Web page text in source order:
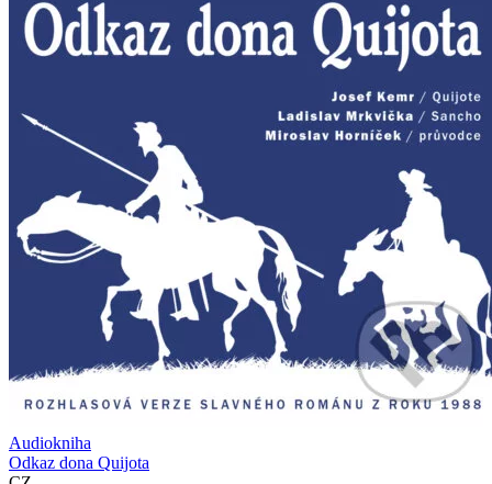
Audiokniha
Odkaz dona Quijota